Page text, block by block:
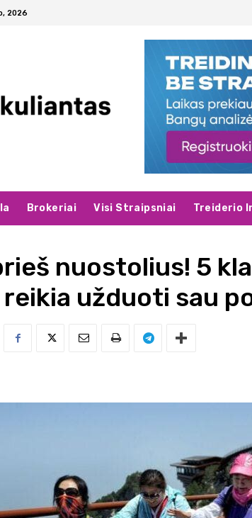
2026
Brokeriai Visi Straipsniai Treiderio
nuostolius! 5
užduoti sau